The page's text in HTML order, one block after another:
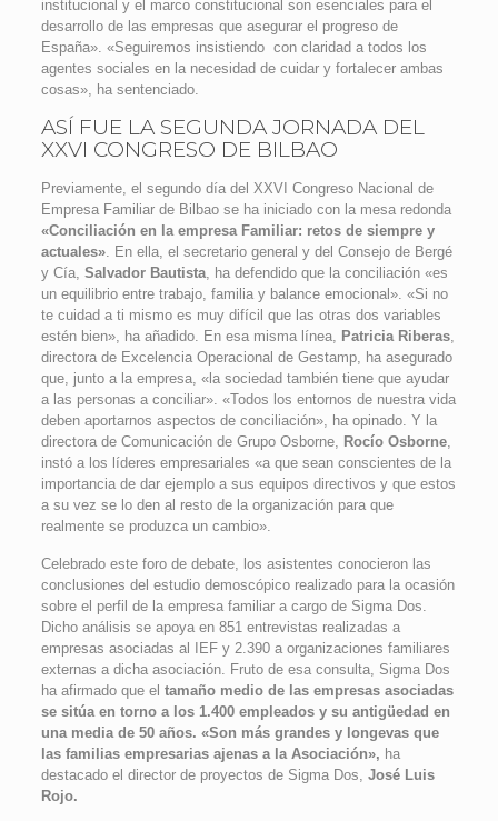
institucional y el marco constitucional son esenciales para el
desarrollo de las empresas que asegurar el progreso de
España». «Seguiremos insistiendo con claridad a todos los
agentes sociales en la necesidad de cuidar y fortalecer ambas
cosas», ha sentenciado.
ASÍ FUE LA SEGUNDA JORNADA DEL
XXVI CONGRESO DE BILBAO
Previamente, el segundo día del XXVI Congreso Nacional de
Empresa Familiar de Bilbao se ha iniciado con la mesa redonda
«Conciliación en la empresa Familiar: retos de siempre y
actuales». En ella, el secretario general y del Consejo de Bergé
y Cía, Salvador Bautista, ha defendido que la conciliación «es
un equilibrio entre trabajo, familia y balance emocional». «Si no
te cuidad a ti mismo es muy difícil que las otras dos variables
estén bien», ha añadido. En esa misma línea, Patricia Riberas,
directora de Excelencia Operacional de Gestamp, ha asegurado
que, junto a la empresa, «la sociedad también tiene que ayudar
a las personas a conciliar». «Todos los entornos de nuestra vida
deben aportarnos aspectos de conciliación», ha opinado. Y la
directora de Comunicación de Grupo Osborne, Rocío Osborne,
instó a los líderes empresariales «a que sean conscientes de la
importancia de dar ejemplo a sus equipos directivos y que estos
a su vez se lo den al resto de la organización para que
realmente se produzca un cambio».
Celebrado este foro de debate, los asistentes conocieron las
conclusiones del estudio demoscópico realizado para la ocasión
sobre el perfil de la empresa familiar a cargo de Sigma Dos.
Dicho análisis se apoya en 851 entrevistas realizadas a
empresas asociadas al IEF y 2.390 a organizaciones familiares
externas a dicha asociación. Fruto de esa consulta, Sigma Dos
ha afirmado que el tamaño medio de las empresas asociadas
se sitúa en torno a los 1.400 empleados y su antigüedad en
una media de 50 años. «Son más grandes y longevas que
las familias empresarias ajenas a la Asociación», ha
destacado el director de proyectos de Sigma Dos, José Luis
Rojo.